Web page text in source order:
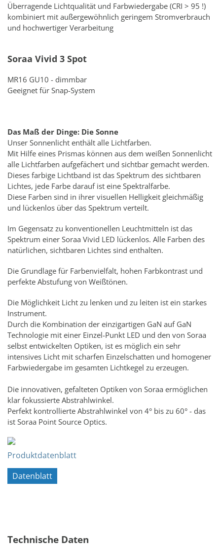
Überragende Lichtqualität und Farbwiedergabe (CRI > 95 !)
kombiniert mit außergewöhnlich geringem Stromverbrauch
und hochwertiger Verarbeitung
Soraa Vivid 3 Spot
MR16 GU10 - dimmbar
Geeignet für Snap-System
Das Maß der Dinge: Die Sonne
Unser Sonnenlicht enthält alle Lichtfarben.
Mit Hilfe eines Prismas können aus dem weißen Sonnenlicht
alle Lichtfarben aufgefächert und sichtbar gemacht werden.
Dieses farbige Lichtband ist das Spektrum des sichtbaren
Lichtes, jede Farbe darauf ist eine Spektralfarbe.
Diese Farben sind in ihrer visuellen Helligkeit gleichmäßig
und lückenlos über das Spektrum verteilt.
Im Gegensatz zu konventionellen Leuchtmitteln ist das
Spektrum einer Soraa Vivid LED lückenlos. Alle Farben des
natürlichen, sichtbaren Lichtes sind enthalten.
Die Grundlage für Farbenvielfalt, hohen Farbkontrast und
perfekte Abstufung von Weißtönen.
Die Möglichkeit Licht zu lenken und zu leiten ist ein starkes
Instrument.
Durch die Kombination der einzigartigen GaN auf GaN
Technologie mit einer Einzel-Punkt LED und den von Soraa
selbst entwickelten Optiken, ist es möglich ein sehr
intensives Licht mit scharfen Einzelschatten und homogener
Farbwiedergabe im gesamten Lichtkegel zu erzeugen.
Die innovativen, gefalteten Optiken von Soraa ermöglichen
klar fokussierte Abstrahlwinkel.
Perfekt kontrollierte Abstrahlwinkel von 4° bis zu 60° - das
ist Soraa Point Source Optics.
Produktdatenblatt
Datenblatt
Technische Daten